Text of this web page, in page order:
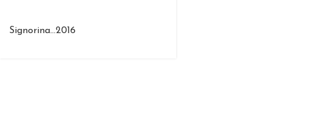
Signorina…2016